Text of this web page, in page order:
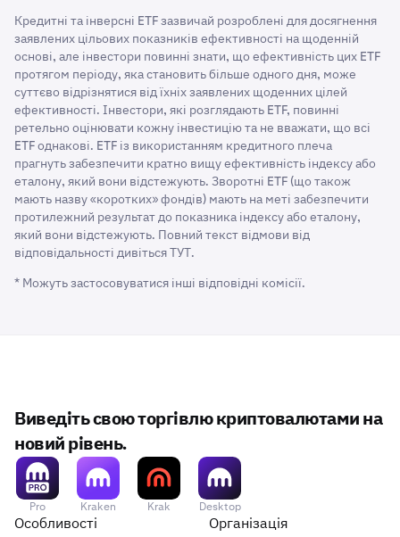
Кредитні та інверсні ETF зазвичай розроблені для досягнення
заявлених цільових показників ефективності на щоденній
основі, але інвестори повинні знати, що ефективність цих ETF
протягом періоду, яка становить більше одного дня, може
суттєво відрізнятися від їхніх заявлених щоденних цілей
ефективності. Інвестори, які розглядають ETF, повинні
ретельно оцінювати кожну інвестицію та не вважати, що всі
ETF однакові. ETF із використанням кредитного плеча
прагнуть забезпечити кратно вищу ефективність індексу або
еталону, який вони відстежують. Зворотні ETF (що також
мають назву «коротких» фондів) мають на меті забезпечити
протилежний результат до показника індексу або еталону,
який вони відстежують. Повний текст відмови від
відповідальності дивіться ТУТ.
* Можуть застосовуватися інші відповідні комісії.
Виведіть свою торгівлю криптовалютами на
новий рівень.
Pro Kraken Krak Desktop
Особливості Організація